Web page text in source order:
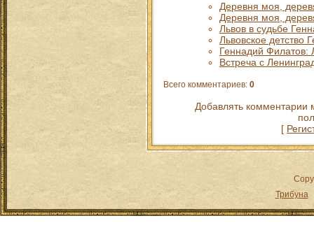
Деревня моя,
Деревня моя,
Львов в судьбе
Львовское детство
Геннадий Филатов:
Встреча с
Всего комментариев: 0
Добавлять комментарии
[
Трибуна